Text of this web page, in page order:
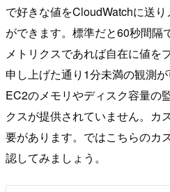
で好きな値をCloudWatchに送
ができます。標準だと60秒間隔
メトリクスであれば自在に値を
申し上げた通り1分未満の観測が
EC2のメモリやディスク容量の
クスが提供されていません。カ
要があります。ではこちらのカ
認してみましょう。